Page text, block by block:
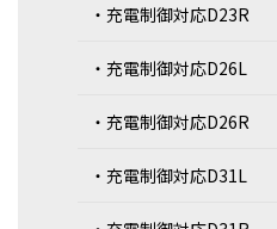
・充電制御対応D23R
・充電制御対応D26L
・充電制御対応D26R
・充電制御対応D31L